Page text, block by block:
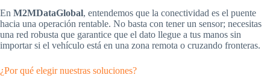
En M2MDataGlobal, entendemos que la conectividad es el puente
hacia una operación rentable. No basta con tener un sensor; necesitas
una red robusta que garantice que el dato llegue a tus manos sin
importar si el vehículo está en una zona remota o cruzando fronteras.
¿Por qué elegir nuestras soluciones?